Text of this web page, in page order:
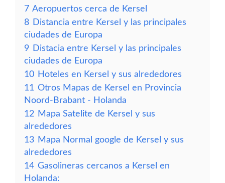
7 Aeropuertos cerca de Kersel
8 Distancia entre Kersel y las principales
ciudades de Europa
9 Distacia entre Kersel y las principales
ciudades de Europa
10 Hoteles en Kersel y sus alrededores
11 Otros Mapas de Kersel en Provincia
Noord-Brabant - Holanda
12 Mapa Satelite de Kersel y sus
alrededores
13 Mapa Normal google de Kersel y sus
alrededores
14 Gasolineras cercanos a Kersel en
Holanda: